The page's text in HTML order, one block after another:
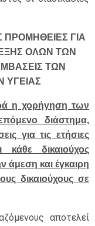
ΓΙΑ
ΟΛΩΝ ΤΩΝ
ΤΩΝ
ΥΓΕΙΑΣ
η χορήγηση των
διάστημα,
για τις ετήσιες
δικαιούχος
άμεση και έγκαιρη
δικαιούχους σε
αποτελεί